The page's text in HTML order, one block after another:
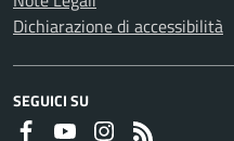
Dichiarazione di accessibilità
SEGUICI SU
FaceboookYoutubeInstagram